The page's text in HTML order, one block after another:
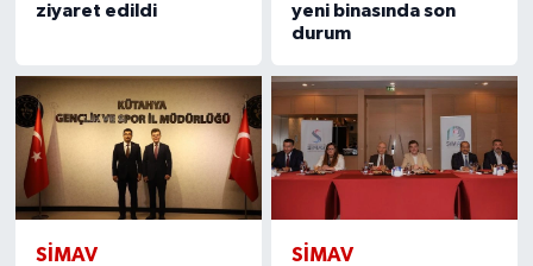
ziyaret edildi
yeni binasında son
durum
SIMAV SIMAV